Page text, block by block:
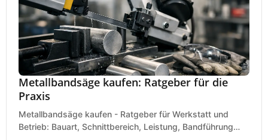
Metallbandsäge kaufen: Ratgeber für die
Praxis
Metallbandsäge kaufen - Ratgeber für Werkstatt und
Betrieb: Bauart, Schnittbereich, Leistung, Bandführung